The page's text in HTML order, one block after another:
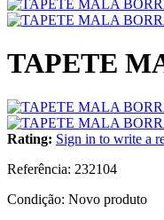
TAPETE
Rating: Sign in to write a
Referência: 232104
Condição: Novo produto